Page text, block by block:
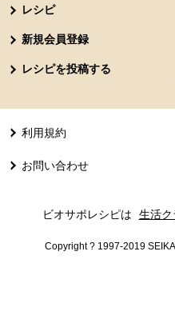
レシピ
新規会員登録
レシピを投稿する
利用規約
お問い合わせ
ビオサポレシピは 生活ク
Copyright ? 1997-2019